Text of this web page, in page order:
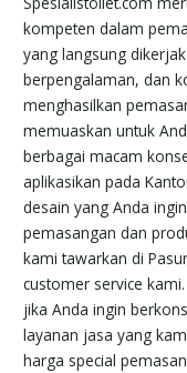
kompeten dalam
yang langsung
berpengalaman, dan
menghasilkan
memuaskan untuk
berbagai macam
aplikasikan pada
desain yang Anda
pemasangan dan
kami tawarkan di
customer service
jika Anda ingin
layanan jasa yang
harga special